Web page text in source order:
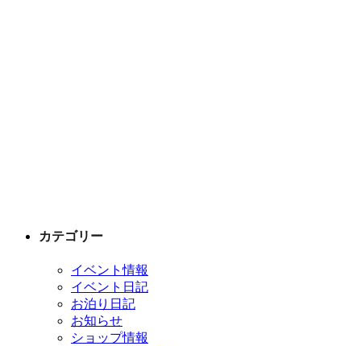
カテゴリー
イベント情報
イベント日記
お泊り日記
お知らせ
ショップ情報